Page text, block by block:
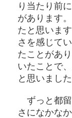
り当たり前
があります
たと思いま
さを感じて
たことがあ
いたことで
と思いました
ずっと都留
さになかな